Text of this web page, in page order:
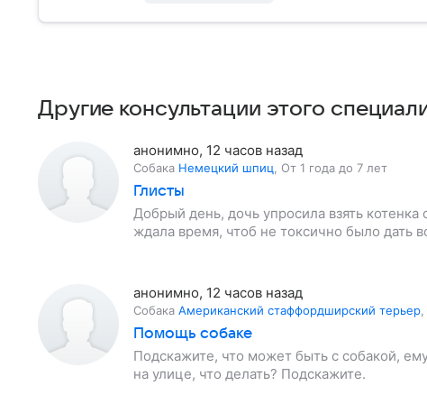
Другие консультации этого
анонимно, 12 часов назад
Собака Немецкий шпиц От 1 года до 7 лет
Глисты
Добрый день, дочь упросила взять
ждала время, чтоб не токсично было дать
анонимно, 12 часов назад
Собака Американский стаффордширский терьер
Помощь собаке
Подскажите, что может быть с собакой,
на улице, что делать? Подскажите.